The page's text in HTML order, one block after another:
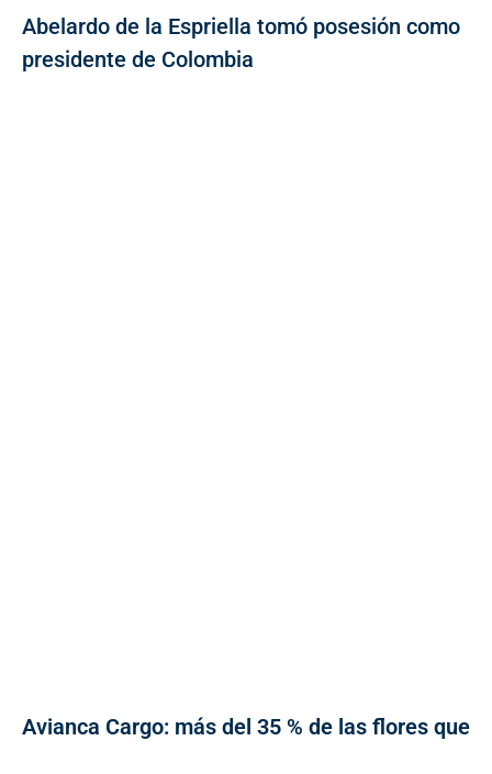
Abelardo de la Espriella tomó posesión como
presidente de Colombia
Avianca Cargo: más del 35 % de las flores que